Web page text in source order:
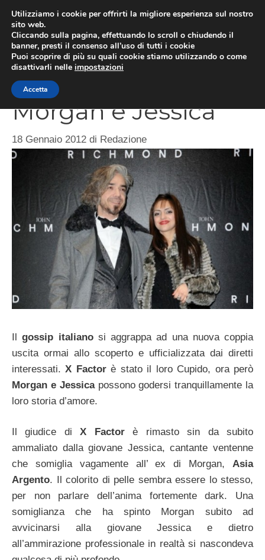
contenuto
E’ amore tra
Morgan e Jessica
18 Gennaio 2012 di Redazione
Ilgossip italianosi aggrappa ad una nuova coppia
uscita ormai allo scoperto e ufficializzata dai diretti
interessati.X Factorè stato il loro Cupido, ora però
Morgan e Jessica possono godersi tranquillamente la
loro storia d’amore.
Il giudice diX Factorè rimasto sin da subito
ammaliato dalla giovane Jessica, cantante ventenne
che somiglia vagamente all’ ex di Morgan, Asia
Argento. Il colorito di pelle sembra essere lo stesso,
per non parlare dell’anima fortemente dark. Una
somiglianza che ha spinto Morgan subito ad
avvicinarsi alla giovane Jessica e dietro
all’ammirazione professionale in realtà si nascondeva
Utilizziamo i cookie per offrirti la migliore esperienza sul nostro
sito web.
Cliccando sulla pagina, effettuando lo scroll o chiudendo il
banner, presti il consenso all’uso di tutti i cookie
Puoi scoprire di più su quali cookie stiamo utilizzando o come
disattivarli nelle impostazioni
Accetta